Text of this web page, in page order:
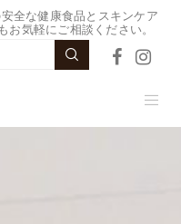
全な健康食品とスキンケア
気軽にご相談ください。